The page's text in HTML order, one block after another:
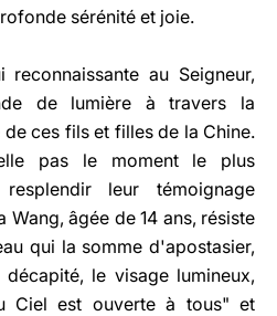
sérénité et joie.
au Seigneur,
de lumière à travers la
ces fils et filles de la Chine.
pas le moment le plus
leur témoignage
Wang, âgée de 14 ans, résiste
qui la somme d'apostasier,
le visage lumineux,
Ciel est ouverte à tous" et